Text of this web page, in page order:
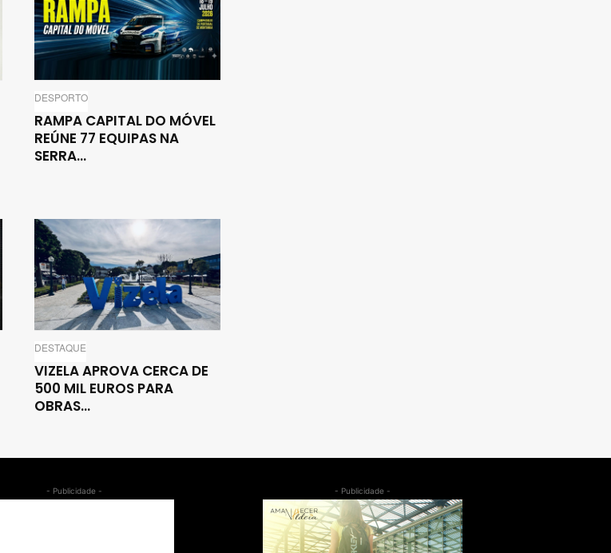
DESPORTO
RAMPA CAPITAL DO MÓVEL
REÚNE 77 EQUIPAS NA
SERRA...
DESTAQUE
VIZELA APROVA CERCA DE
500 MIL EUROS PARA
OBRAS...
- Publicidade - - Publicidade -